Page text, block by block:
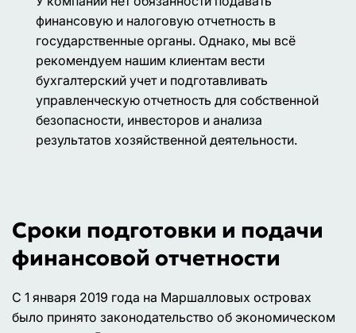
финансовую и налоговую отчетность в
государственные органы. Однако, мы всё
рекомендуем нашим клиентам вести
бухгалтерский учет и подготавливать
управленческую отчетность для собственной
безопасности, инвесторов и анализа
результатов хозяйственной деятельности.
Сроки подготовки и подачи
финансовой отчетности
С 1 января 2019 года на Маршалловых островах
было принято законодательство об экономическом